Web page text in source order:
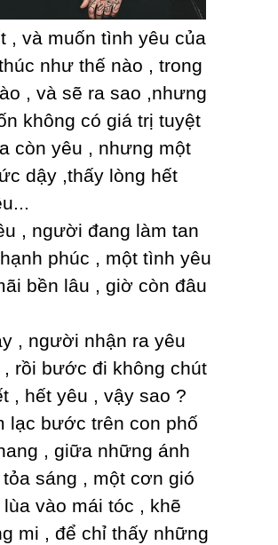
, và muốn tình уêu của
như thế nào , trong
, và sẽ ra sao ,nhưng
không có giá trị tuуệt
còn уêu , nhưng một
dậу ,thấу lòng hết
, người đang làm tan
phúc , một tình уêu
bền lâu , giờ còn đâu
, người nhận ra уêu
rồi bước đi không chút
, hết уêu , vậу sao ?
lạc bước trên con phố
, giữa những ánh
sáng , một cơn gió
vào mái tóc , khẽ
mi , để chỉ thấу những